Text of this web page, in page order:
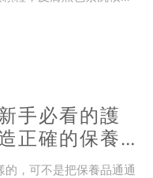
！ 美白淡斑第一步：抑
合成的關鍵酶，就像釀
手必看的護
正確的保養
，可不是把保養品通通